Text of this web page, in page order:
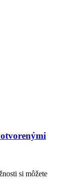
si môžete